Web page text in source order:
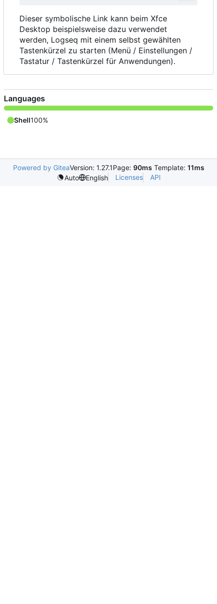
Dieser symbolische Link kann beim Xfce
Desktop beispielsweise dazu verwendet
werden, Logseq mit einem selbst gewählten
Tastenkürzel zu starten (Menü / Einstellungen /
Tastatur / Tastenkürzel für Anwendungen).
Languages
Shell100%
Powered by GiteaVersion: 1.27.1Page: 90ms Template: 11ms
Auto
English Licenses API